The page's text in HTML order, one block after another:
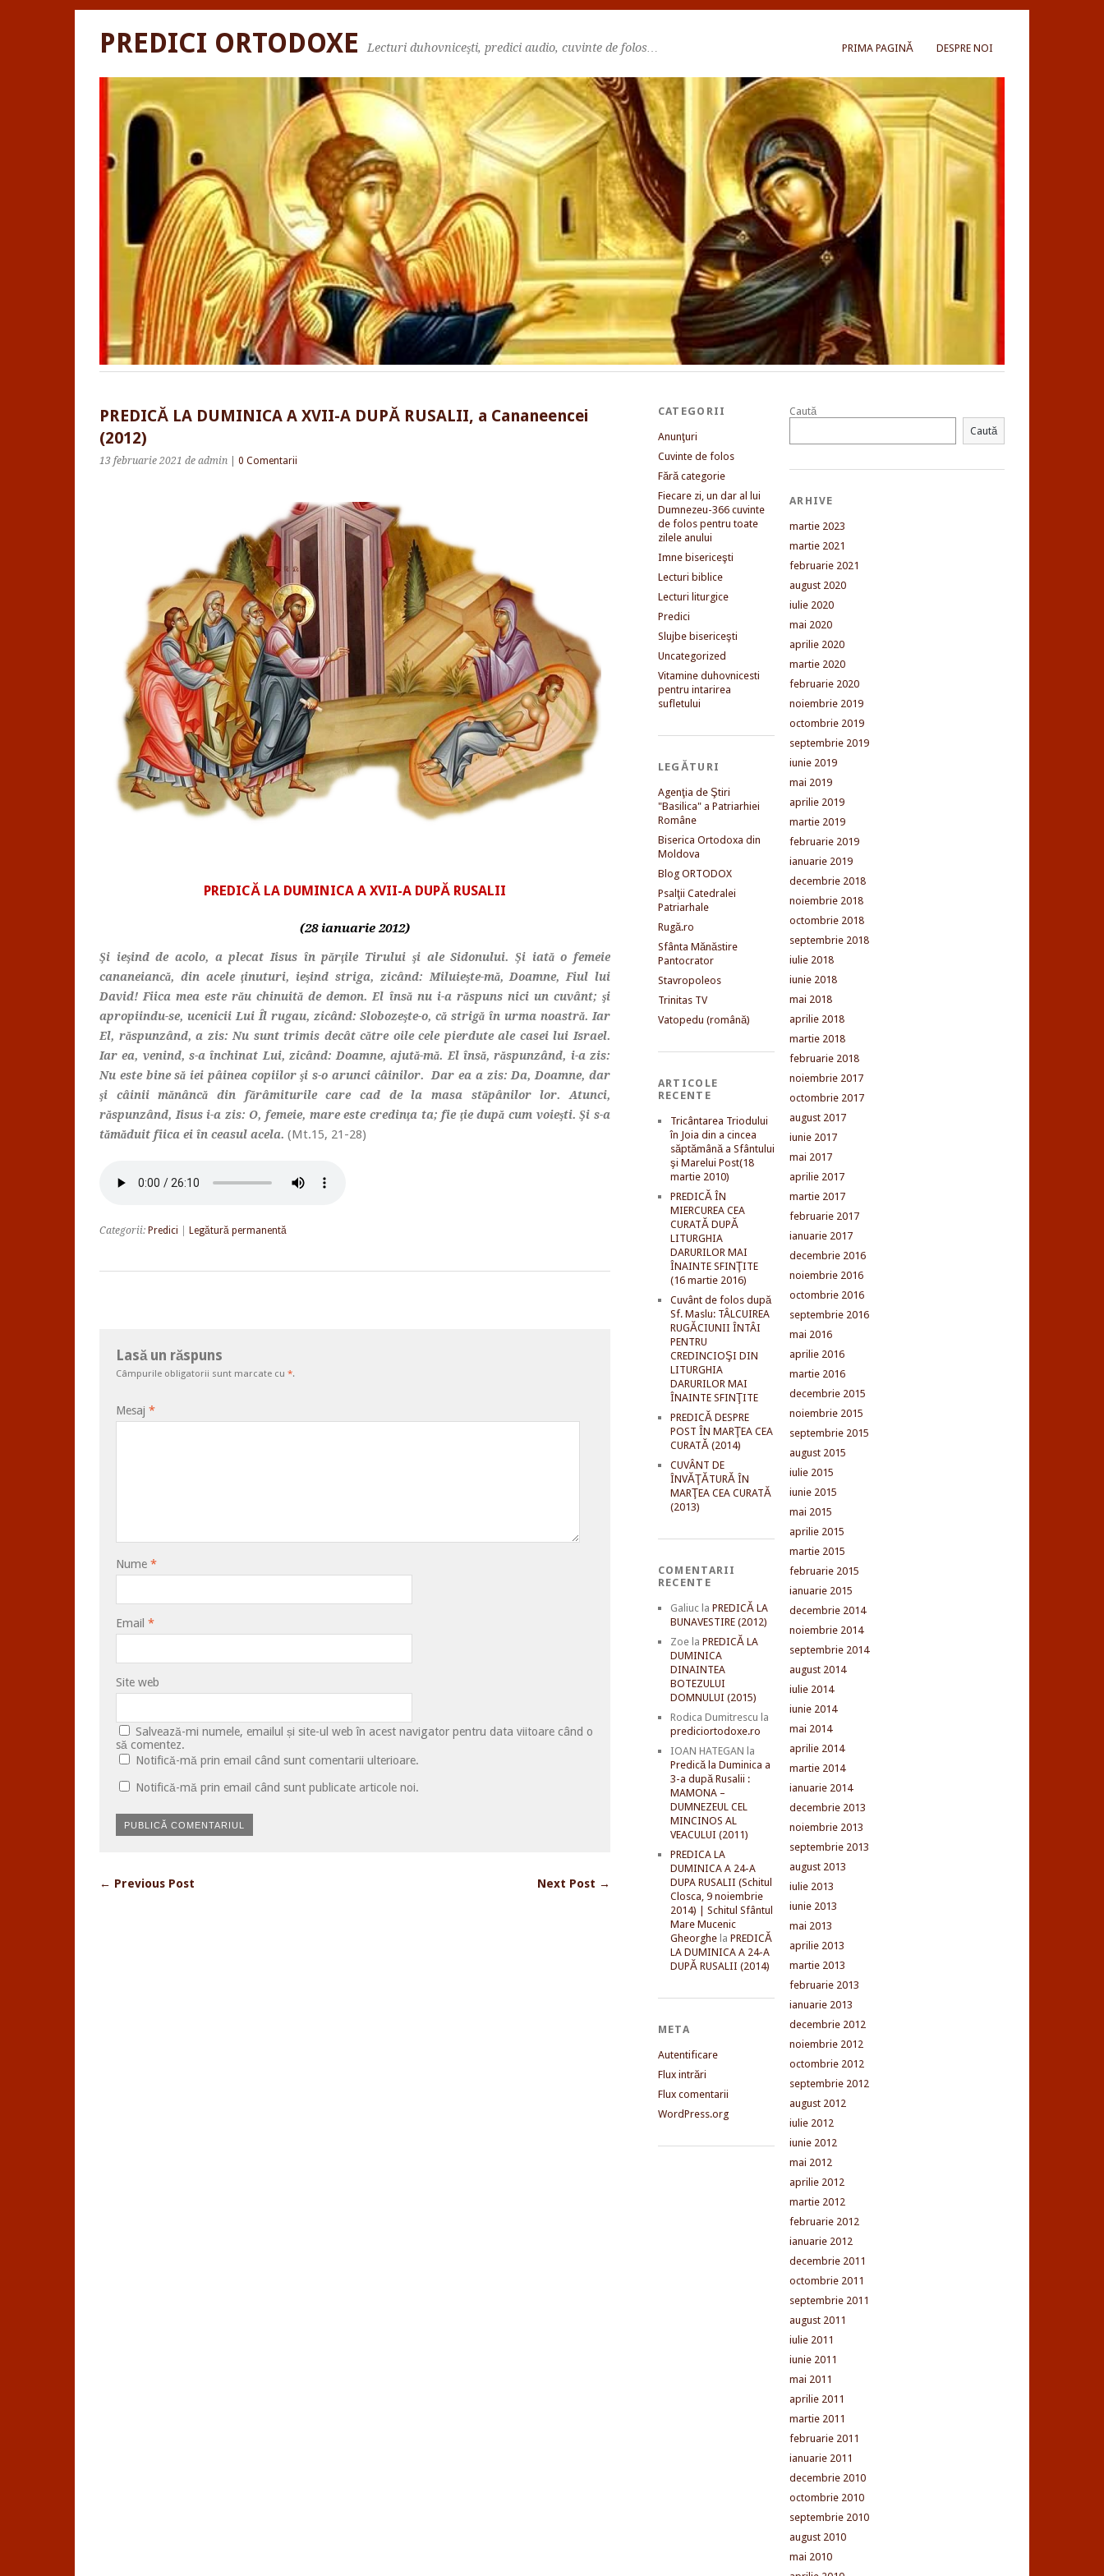
PRIMA PAGINĂ DESPRE NOI
PREDICI ORTODOXE Lecturi duhovniceşti, predici audio, cuvinte de folos…
PREDICĂ LA DUMINICA A XVII-A DUPĂ RUSALII, a Cananeencei
(2012)
13 februarie 2021 de admin 0 Comentarii
PREDICĂ LA DUMINICA A XVII-A DUPĂ RUSALII
(28 ianuarie 2012)
Şi ieşind de acolo, a plecat Iisus în părţile Tirului şi ale Sidonului. Şi iată o femeie
cananeiancă, din acele ţinuturi, ieşind striga, zicând: Miluieşte-mă, Doamne, Fiul lui
David! Fiica mea este rău chinuită de demon. El însă nu i-a răspuns nici un cuvânt; şi
apropiindu-se, ucenicii Lui Îl rugau, zicând: Slobozeşte-o, că strigă în urma noastră. Iar
El, răspunzând, a zis: Nu sunt trimis decât către oile cele pierdute ale casei lui Israel.
Iar ea, venind, s-a închinat Lui, zicând: Doamne, ajută-mă. El însă, răspunzând, i-a zis:
Nu este bine să iei pâinea copiilor şi s-o arunci câinilor. Dar ea a zis: Da, Doamne, dar
şi câinii mănâncă din fărâmiturile care cad de la masa stăpânilor lor. Atunci,
răspunzând, Iisus i-a zis: O, femeie, mare este credinţa ta; fie ţie după cum voieşti. Şi s-a
tămăduit fiica ei în ceasul acela. (Mt.15, 21-28)
Categorii: Predici Legătură permanentă
Lasă un răspuns
Câmpurile obligatorii sunt marcate cu *.
Mesaj *
Nume *
Email *
Site web
Salvează-mi numele, emailul și site-ul web în acest navigator pentru data viitoare când o
să comentez.
Notifică-mă prin email când sunt comentarii ulterioare.
Notifică-mă prin email când sunt publicate articole noi.
← Previous Post Next Post →
CATEGORII
Anunţuri
Cuvinte de folos
Fără categorie
Fiecare zi, un dar al lui
Dumnezeu-366 cuvinte
de folos pentru toate
zilele anului
Imne bisericeşti
Lecturi biblice
Lecturi liturgice
Predici
Slujbe bisericeşti
Uncategorized
Vitamine duhovnicesti
pentru intarirea
sufletului
LEGĂTURI
Agenţia de Ştiri
"Basilica" a Patriarhiei
Române
Biserica Ortodoxa din
Moldova
Blog ORTODOX
Psalţii Catedralei
Patriarhale
Rugă.ro
Sfânta Mănăstire
Pantocrator
Stavropoleos
Trinitas TV
Vatopedu (română)
ARTICOLE
RECENTE
Tricântarea Triodului
în Joia din a cincea
săptămână a Sfântului
şi Marelui Post(18
martie 2010)
PREDICĂ ÎN
MIERCUREA CEA
CURATĂ DUPĂ
LITURGHIA
DARURILOR MAI
ÎNAINTE SFINŢITE
(16 martie 2016)
Cuvânt de folos după
Sf. Maslu: TÂLCUIREA
RUGĂCIUNII ÎNTÂI
PENTRU
CREDINCIOŞI DIN
LITURGHIA
DARURILOR MAI
ÎNAINTE SFINŢITE
PREDICĂ DESPRE
POST ÎN MARŢEA CEA
CURATĂ (2014)
CUVÂNT DE
ÎNVĂŢĂTURĂ ÎN
MARŢEA CEA CURATĂ
(2013)
COMENTARII
RECENTE
Galiucla PREDICĂ LA
BUNAVESTIRE (2012)
Zoela PREDICĂ LA
DUMINICA
DINAINTEA
BOTEZULUI
DOMNULUI (2015)
Rodica Dumitrescu la
prediciortodoxe.ro
IOAN HATEGAN la
Predică la Duminica a
3-a după Rusalii :
MAMONA –
DUMNEZEUL CEL
MINCINOS AL
VEACULUI (2011)
PREDICA LA
DUMINICA A 24-A
DUPA RUSALII (Schitul
Closca, 9 noiembrie
2014) | Schitul Sfântul
Mare Mucenic
Gheorghela PREDICĂ
LA DUMINICA A 24-A
DUPĂ RUSALII (2014)
META
Autentificare
Flux intrări
Flux comentarii
WordPress.org
Caută
Caută
ARHIVE
martie 2023
martie 2021
februarie 2021
august 2020
iulie 2020
mai 2020
aprilie 2020
martie 2020
februarie 2020
noiembrie 2019
octombrie 2019
septembrie 2019
iunie 2019
mai 2019
aprilie 2019
martie 2019
februarie 2019
ianuarie 2019
decembrie 2018
noiembrie 2018
octombrie 2018
septembrie 2018
iulie 2018
iunie 2018
mai 2018
aprilie 2018
martie 2018
februarie 2018
noiembrie 2017
octombrie 2017
august 2017
iunie 2017
mai 2017
aprilie 2017
martie 2017
februarie 2017
ianuarie 2017
decembrie 2016
noiembrie 2016
octombrie 2016
septembrie 2016
mai 2016
aprilie 2016
martie 2016
decembrie 2015
noiembrie 2015
septembrie 2015
august 2015
iulie 2015
iunie 2015
mai 2015
aprilie 2015
martie 2015
februarie 2015
ianuarie 2015
decembrie 2014
noiembrie 2014
septembrie 2014
august 2014
iulie 2014
iunie 2014
mai 2014
aprilie 2014
martie 2014
ianuarie 2014
decembrie 2013
noiembrie 2013
septembrie 2013
august 2013
iulie 2013
iunie 2013
mai 2013
aprilie 2013
martie 2013
februarie 2013
ianuarie 2013
decembrie 2012
noiembrie 2012
octombrie 2012
septembrie 2012
august 2012
iulie 2012
iunie 2012
mai 2012
aprilie 2012
martie 2012
februarie 2012
ianuarie 2012
decembrie 2011
octombrie 2011
septembrie 2011
august 2011
iulie 2011
iunie 2011
mai 2011
aprilie 2011
martie 2011
februarie 2011
ianuarie 2011
decembrie 2010
octombrie 2010
septembrie 2010
august 2010
mai 2010